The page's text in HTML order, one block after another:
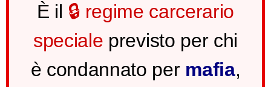
È il 🔒 regime carcerario
speciale previsto per chi
è condannato per mafia,